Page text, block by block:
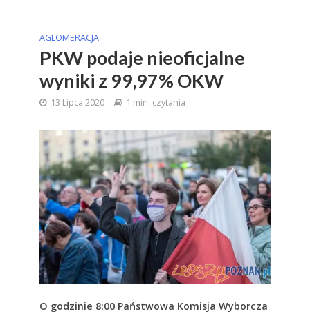
AGLOMERACJA
PKW podaje nieoficjalne
wyniki z 99,97% OKW
13 Lipca 2020 1 min. czytania
O godzinie 8:00 Państwowa Komisja Wyborcza